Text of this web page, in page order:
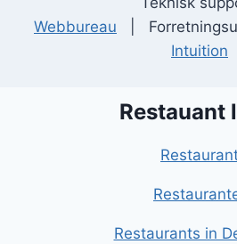
Webbureau |
Intuition
Restauant
Restaurants in